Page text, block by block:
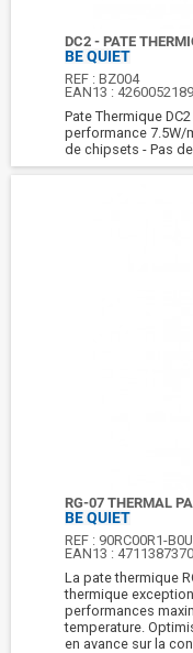
DC2 - PATE
BE QUIET
REF :BZ004
EAN13 :
Pate Thermique
performance 7.5W/
de chipsets - Pas
RG-07 THERMAL
BE QUIET
REF : 90RC00R1-
EAN13 :
La pate thermique
thermique
performances
temperature.
en avance sur la